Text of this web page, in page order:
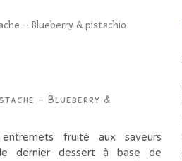
– Blueberry &
fruité aux saveurs
le dernier dessert à base de